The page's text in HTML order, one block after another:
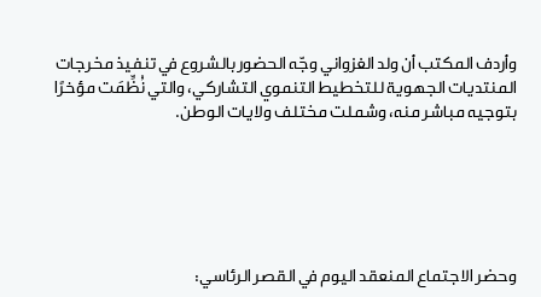
وأردف المكتب أن ولد الغزواني وجّه الحضور بالشروع في تنفيذ مخرجات
المنتديات الجهوية للتخطيط التنموي التشاركي، والتي نُظِّمَت مؤخرًا
بتوجيه مباشر منه، وشملت مختلف ولايات الوطن.
وحضر الاجتماع المنعقد اليوم في القصر الرئاسي: